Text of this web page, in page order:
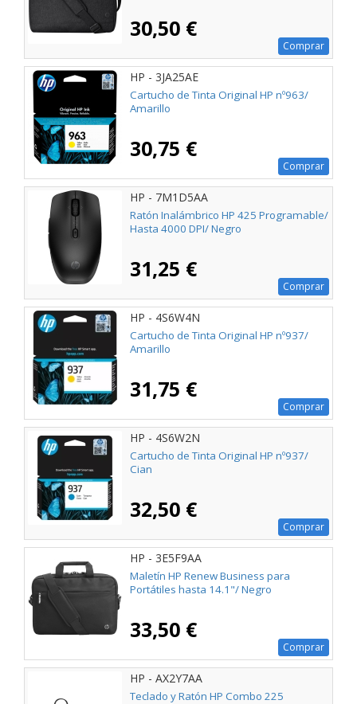
30,50 €
Comprar
HP - 3JA25AE
Cartucho de Tinta Original HP nº963/
Amarillo
30,75 €
Comprar
HP - 7M1D5AA
Ratón Inalámbrico HP 425 Programable/
Hasta 4000 DPI/ Negro
31,25 €
Comprar
HP - 4S6W4N
Cartucho de Tinta Original HP nº937/
Amarillo
31,75 €
Comprar
HP - 4S6W2N
Cartucho de Tinta Original HP nº937/
Cian
32,50 €
Comprar
HP - 3E5F9AA
Maletín HP Renew Business para
Portátiles hasta 14.1"/ Negro
33,50 €
Comprar
HP - AX2Y7AA
Teclado y Ratón HP Combo 225